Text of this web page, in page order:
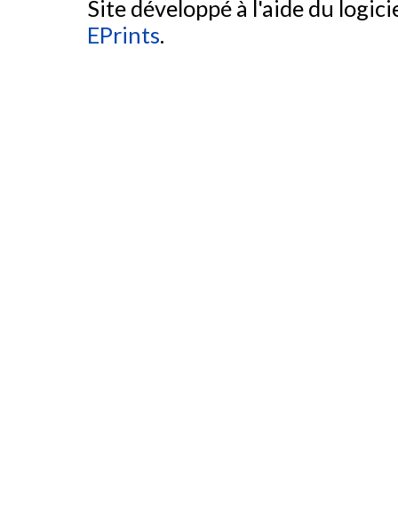
Site développé à l'aide du
EPrints.